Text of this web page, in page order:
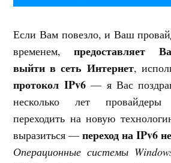
Если Вам повезло, и Ваш
временем,предоставляет
выйти в сеть Интернет,
протокол IPv6— я Вас
несколько лет
переходить на новую
выразиться —переход на IPv6
Операционные системы